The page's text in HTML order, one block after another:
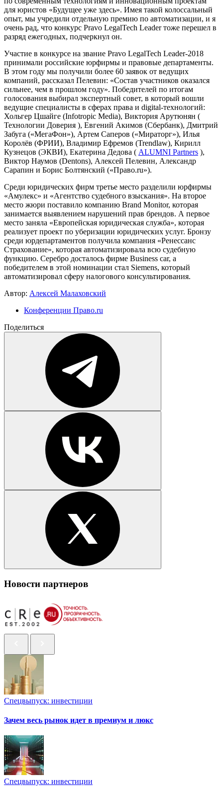
для юристов «Будущее уже здесь». Имея такой колоссальный
опыт, мы учредили отдельную премию по автоматизации, и я
очень рад, что конкурс Pravo LegalTech Leader тоже перешел в
разряд ежегодных, подчеркнул он.
Участие в конкурсе на звание Pravo LegalTech Leader-2018
принимали российские юрфирмы и правовые департаменты.
В этом году мы получили более 60 заявок от ведущих
компаний, рассказал Пелевин: «Состав участников оказался
сильнее, чем в прошлом году». Победителей по итогам
голосования выбирал экспертный совет, в который вошли
ведущие специалисты в сферах права и digital-технологий:
Хольгер Цшайге (Infotropic Media), Виктория Арутюнян (
Технологии Доверия ), Евгений Акимов (Сбербанк), Дмитрий
Забуга («МегаФон»), Артем Саперов («Мираторг»), Илья
Королёв (ФРИИ), Владимир Ефремов (Trendlaw), Кирилл
Кузнецов (ЭКВИ), Екатерина Дедова ( ALUMNI Partners ),
Виктор Наумов (Dentons), Алексей Пелевин, Александр
Сарапин и Борис Болтянский («Право.ru»).
Среди юридических фирм третье место разделили юрфирмы
«Амулекс» и «Агентство судебного взыскания». На второе
место жюри поставило компанию Brand Monitor, которая
занимается выявлением нарушений прав брендов. А первое
место заняла «Европейская юридическая служба», которая
реализует проект по уберизации юридических услуг. Бронзу
среди юрдепартаментов получила компания «Ренессанс
Страхование», которая автоматизировала всю судебную
функцию. Серебро досталось фирме Business car, а
победителем в этой номинации стал Siemens, который
автоматизировал сферу налогового консультирования.
Автор: Алексей Малаховский
Конференции Право.ru
Поделиться
Новости партнеров
Спецвыпуск: инвестиции
Зачем весь рынок идет в премиум и люкс
Спецвыпуск: инвестиции